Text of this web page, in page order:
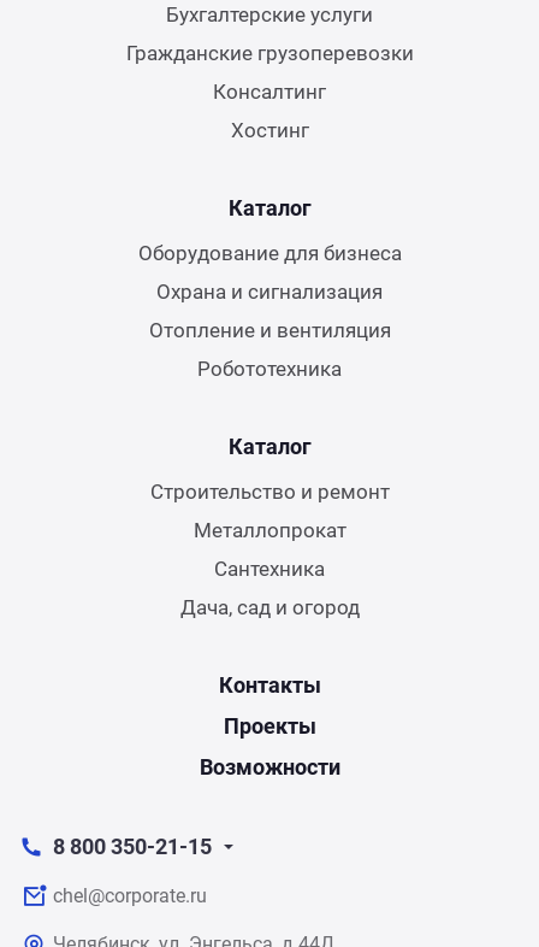
Бухгалтерские услуги
Гражданские грузоперевозки
Консалтинг
Хостинг
Каталог
Оборудование для бизнеса
Охрана и сигнализация
Отопление и вентиляция
Робототехника
Каталог
Строительство и ремонт
Металлопрокат
Сантехника
Дача, сад и огород
Контакты
Проекты
Возможности
8 800 350-21-15
chel@corporate.ru